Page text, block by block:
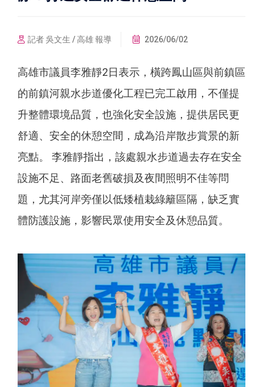
記者 吳文生 / 高雄 報導 2026/06/02
高雄市議員李雅靜2日表示，橫跨鳳山區與前鎮區
的前鎮河親水步道優化工程已完工啟用，不僅提
升整體環境品質，也強化安全設施，提供居民更
舒適、安全的休憩空間，成為沿岸散步賞景的新
亮點。 李雅靜指出，該處親水步道過去存在安全
設施不足、路面老舊破損及夜間照明不佳等問
題，尤其河岸旁僅以低矮植栽綠籬區隔，缺乏實
體防護設施，影響民眾使用安全及休憩品質。